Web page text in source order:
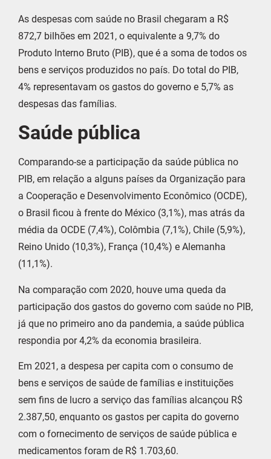
As despesas com saúde no Brasil chegaram a R$
872,7 bilhões em 2021, o equivalente a 9,7% do
Produto Interno Bruto (PIB), que é a soma de todos os
bens e serviços produzidos no país. Do total do PIB,
4% representavam os gastos do governo e 5,7% as
despesas das famílias.
Saúde pública
Comparando-se a participação da saúde pública no
PIB, em relação a alguns países da Organização para
a Cooperação e Desenvolvimento Econômico (OCDE),
o Brasil ficou à frente do México (3,1%), mas atrás da
média da OCDE (7,4%), Colômbia (7,1%), Chile (5,9%),
Reino Unido (10,3%), França (10,4%) e Alemanha
(11,1%).
Na comparação com 2020, houve uma queda da
participação dos gastos do governo com saúde no PIB,
já que no primeiro ano da pandemia, a saúde pública
respondia por 4,2% da economia brasileira.
Em 2021, a despesa per capita com o consumo de
bens e serviços de saúde de famílias e instituições
sem fins de lucro a serviço das famílias alcançou R$
2.387,50, enquanto os gastos per capita do governo
com o fornecimento de serviços de saúde pública e
medicamentos foram de R$ 1.703,60.